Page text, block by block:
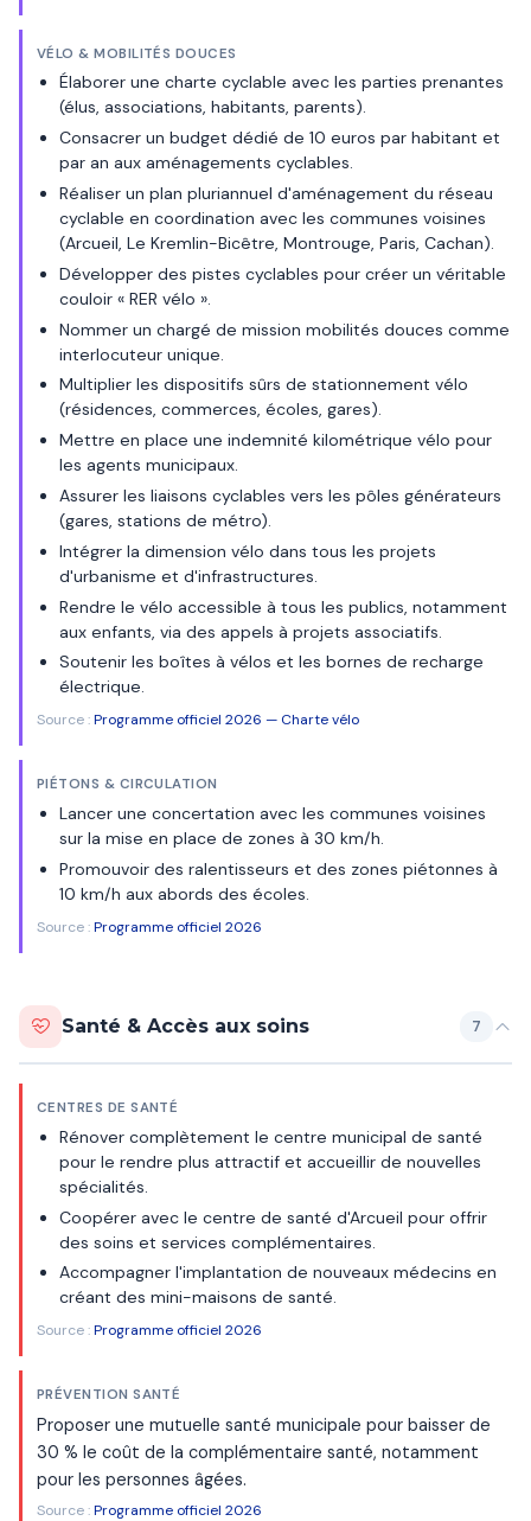
VÉLO & MOBILITÉS DOUCES
Élaborer une charte cyclable avec les parties prenantes
(élus, associations, habitants, parents).
Consacrer un budget dédié de 10 euros par habitant et
par an aux aménagements cyclables.
Réaliser un plan pluriannuel d'aménagement du réseau
cyclable en coordination avec les communes voisines
(Arcueil, Le Kremlin-Bicêtre, Montrouge, Paris, Cachan).
Développer des pistes cyclables pour créer un véritable
couloir « RER vélo ».
Nommer un chargé de mission mobilités douces comme
interlocuteur unique.
Multiplier les dispositifs sûrs de stationnement vélo
(résidences, commerces, écoles, gares).
Mettre en place une indemnité kilométrique vélo pour
les agents municipaux.
Assurer les liaisons cyclables vers les pôles générateurs
(gares, stations de métro).
Intégrer la dimension vélo dans tous les projets
d'urbanisme et d'infrastructures.
Rendre le vélo accessible à tous les publics, notamment
aux enfants, via des appels à projets associatifs.
Soutenir les boîtes à vélos et les bornes de recharge
électrique.
Source :Programme officiel 2026 — Charte vélo
PIÉTONS & CIRCULATION
Lancer une concertation avec les communes voisines
sur la mise en place de zones à 30 km/h.
Promouvoir des ralentisseurs et des zones piétonnes à
10 km/h aux abords des écoles.
Source :Programme officiel 2026
Santé & Accès aux soins 7
CENTRES DE SANTÉ
Rénover complètement le centre municipal de santé
pour le rendre plus attractif et accueillir de nouvelles
spécialités.
Coopérer avec le centre de santé d'Arcueil pour offrir
des soins et services complémentaires.
Accompagner l'implantation de nouveaux médecins en
créant des mini-maisons de santé.
Source :Programme officiel 2026
PRÉVENTION SANTÉ
Proposer une mutuelle santé municipale pour baisser de
30 % le coût de la complémentaire santé, notamment
pour les personnes âgées.
Source :Programme officiel 2026